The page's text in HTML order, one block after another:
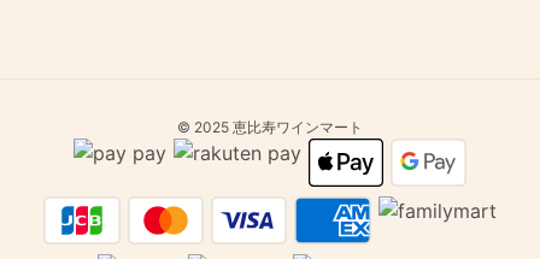
© 2025 恵比寿ワインマート